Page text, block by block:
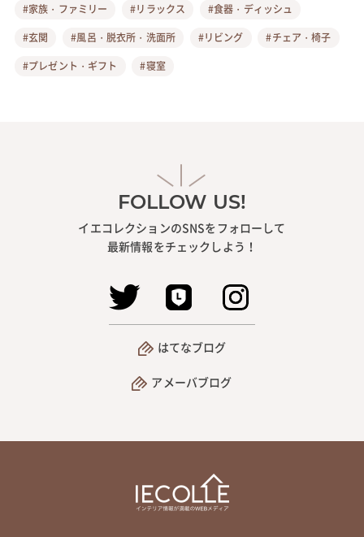
#家族・ファミリー
#リラックス
#食器・ディッシュ
#玄関
#風呂・脱衣所・洗面所 #リビング
#チェア・椅子
#プレゼント・ギフト
#寝室
FOLLOW US!
イエコレクションのSNSをフォローして
最新情報をチェックしよう！
はてなブログ
アメーバブログ